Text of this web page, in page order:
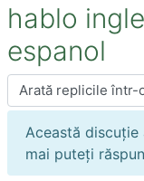
hablo
espanol
Afişează mod
Această
mai puteți